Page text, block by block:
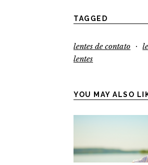
TAGGED
lentes de contato ·
lentes
YOU MAY ALSO